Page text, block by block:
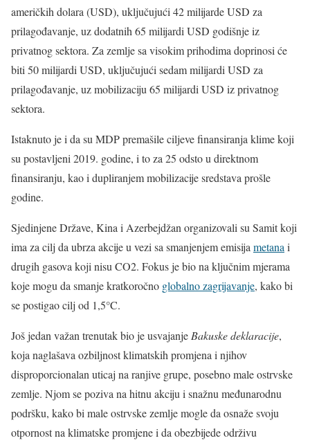
američkih dolara (USD), uključujući 42 milijarde USD za
prilagođavanje, uz dodatnih 65 milijardi USD godišnje iz
privatnog sektora. Za zemlje sa visokim prihodima doprinosi će
biti 50 milijardi USD, uključujući sedam milijardi USD za
prilagođavanje, uz mobilizaciju 65 milijardi USD iz privatnog
sektora.
Istaknuto je i da su MDP premašile ciljeve finansiranja klime koji
su postavljeni 2019. godine, i to za 25 odsto u direktnom
finansiranju, kao i dupliranjem mobilizacije sredstava prošle
godine.
Sjedinjene Države, Kina i Azerbejdžan organizovali su Samit koji
ima za cilj da ubrza akcije u vezi sa smanjenjem emisija metana i
drugih gasova koji nisu CO2. Fokus je bio na ključnim mjerama
koje mogu da smanje kratkoročno globalno zagrijavanje, kako bi
se postigao cilj od 1,5°C.
Još jedan važan trenutak bio je usvajanje Bakuske deklaracije,
koja naglašava ozbiljnost klimatskih promjena i njihov
disproporcionalan uticaj na ranjive grupe, posebno male ostrvske
zemlje. Njom se poziva na hitnu akciju i snažnu međunarodnu
podršku, kako bi male ostrvske zemlje mogle da osnaže svoju
otpornost na klimatske promjene i da obezbijede održivu